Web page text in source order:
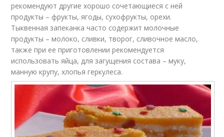
рекомендуют другие хорошо сочетающиеся с ней
продукты – фрукты, ягоды, сухофрукты, орехи.
Тыквенная запеканка часто содержит молочные
продукты – молоко, сливки, творог, сливочное масло,
также при ее приготовлении рекомендуется
использовать яйца, для загущения состава – муку,
манную крупу, хлопья геркулеса.